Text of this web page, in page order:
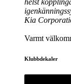
helst
Kia
Varmt
Klubbdekaler